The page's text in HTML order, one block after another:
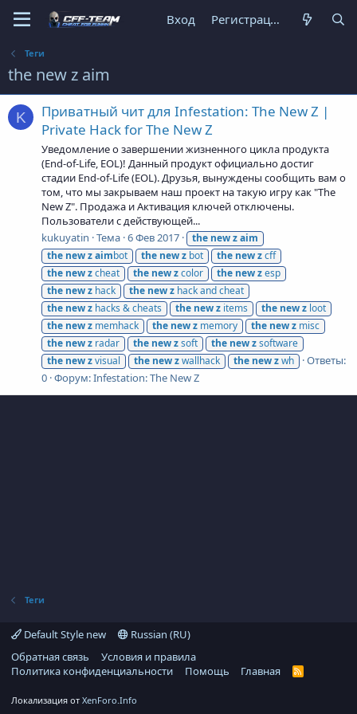
Вход Регистрация
Теги
the new z aim
K
Приватный чит для Infestation: The New Z |
Private Hack for The New Z
Уведомление о завершении жизненного цикла продукта
(End-of-Life, EOL)! Данный продукт официально достиг
стадии End-of-Life (EOL). Друзья, вынуждены сообщить вам о
том, что мы закрываем наш проект на такую игру как "The
New Z". Продажа и Активация ключей отключены.
Пользователи с действующей...
kukuyatin Тема 6 Фев 2017 the newzaim
the newzaimbot the newz bot the newzcff
the newzcheat the newzcolor the newzesp
the newz hack the newz hack and cheat
the newz hacks & cheats the newz items the newz loot
the newz memhack the newz memory the newz misc
the newz radar the newzsoft the newzsoftware
the newzvisual the newzwallhack the newzwh
Ответы:
0 Форум:Infestation: The New Z
Теги
Default Style new
Russian (RU)
Обратная связь
Условия и правила
Политика конфиденциальности
Помощь Главная
R
Локализация от XenForo.Info